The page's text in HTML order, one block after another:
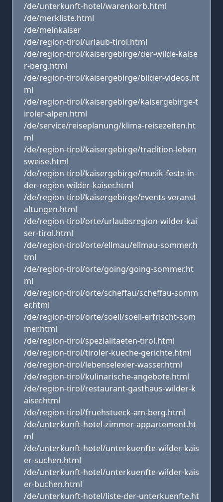
/de/unterkunft-hotel/warenkorb.html
/de/merkliste.html
/de/meinkaiser
/de/region-tirol/urlaub-tirol.html
/de/region-tirol/kaisergebirge/der-wilde-kaise
r-berg.html
/de/region-tirol/kaisergebirge/bilder-videos.ht
ml
/de/region-tirol/kaisergebirge/kaisergebirge-t
iroler-alpen.html
/de/service/reiseplanung/klima-reisezeiten.ht
ml
/de/region-tirol/kaisergebirge/tradition-leben
sweise.html
/de/region-tirol/kaisergebirge/musik-feste-in-
der-region-wilder-kaiser.html
/de/region-tirol/kaisergebirge/events-veranst
altungen.html
/de/region-tirol/orte/urlaubsregion-wilder-kai
ser-tirol.html
/de/region-tirol/orte/ellmau/ellmau-sommer.h
tml
/de/region-tirol/orte/going/going-sommer.ht
ml
/de/region-tirol/orte/scheffau/scheffau-somm
er.html
/de/region-tirol/orte/soell/soell-erfrischt-som
mer.html
/de/region-tirol/spezialitaeten-tirol.html
/de/region-tirol/tiroler-kueche-gerichte.html
/de/region-tirol/lebenselexier-wasser.html
/de/region-tirol/kulinarische-angebote.html
/de/region-tirol/restaurant-gasthaus-wilder-k
aiser.html
/de/region-tirol/fruehstueck-am-berg.html
/de/unterkunft-hotel-zimmer-appartement.ht
ml
/de/unterkunft-hotel/unterkuenfte-wilder-kais
er-suchen.html
/de/unterkunft-hotel/unterkuenfte-wilder-kais
er-buchen.html
/de/unterkunft-hotel/liste-der-unterkuenfte.ht